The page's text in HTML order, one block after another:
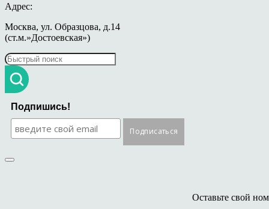
Адрес:
Москва, ул. Образцова, д.14
(ст.м.»Достоевская»)
Подпишись!
Оставьте свой